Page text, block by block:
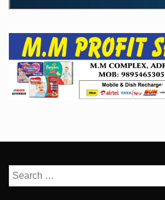
Search
for: